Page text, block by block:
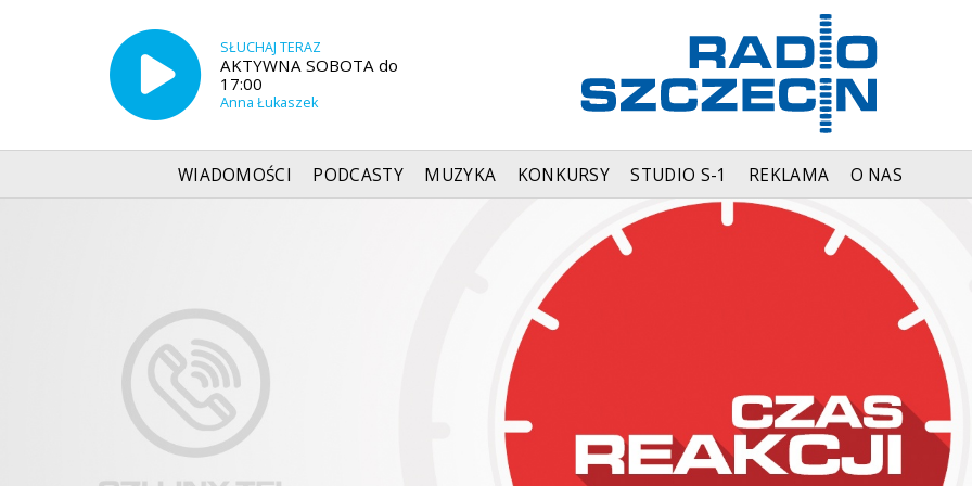
SŁUCHAJ TERAZ
AKTYWNA SOBOTA do
17:00
Anna Łukaszek
WIADOMOŚCI PODCASTY MUZYKA KONKURSY STUDIO S-1 REKLAMA O NAS